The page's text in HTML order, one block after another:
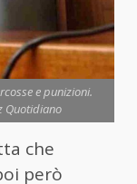
e punizioni.
Quotidiano
che
però